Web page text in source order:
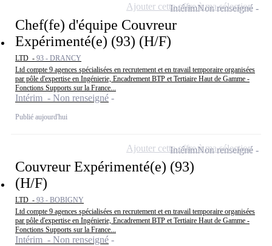
Chef(fe) d'équipe Couvreur
Expérimenté(e) (93) (H/F)
LTD - 93 - DRANCY
Ltd compte 9 agences spécialisées en recrutement et en travail temporaire organisées
par pôle d'expertise en Ingénierie, Encadrement BTP et Tertiaire Haut de Gamme -
Fonctions Supports sur la France...
Intérim - Non renseigné
Publié aujourd'hui
IntérimNon renseigné
Ajouter cette offre à ma sélection
Couvreur Expérimenté(e) (93)
(H/F)
LTD - 93 - BOBIGNY
Ltd compte 9 agences spécialisées en recrutement et en travail temporaire organisées
par pôle d'expertise en Ingénierie, Encadrement BTP et Tertiaire Haut de Gamme -
Fonctions Supports sur la France...
Intérim - Non renseigné
IntérimNon renseigné
Ajouter cette offre à ma sélection